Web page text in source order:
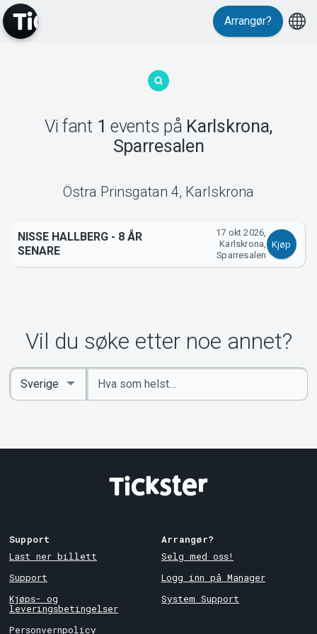
MyTickster
Support
Om Tickster
Arrangør?
Vi fant 1 events på Karlskrona,
Sparresalen
Östra Prinsgatan 4, Karlskrona
NISSE HALLBERG - 8 ÅR
SENARE
17 okt 2026,
Karlskrona,
Sparresalen
Kjøp
Vil du søke etter noe annet?
Angi
nøkkelord
Select
Country
Support
Last ner billett
Support
Kjøps- og
leveringsbetingelser
Personvernpolicy
Arrangør?
Selg med oss!
Logg inn på Manager
System Support